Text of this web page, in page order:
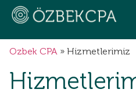
Ozbek CPA » Hizmetlerimiz